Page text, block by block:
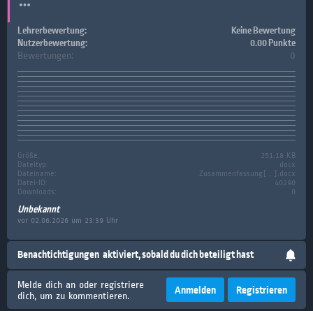
Lehrerbewertung:
Keine Bewertung
Nutzerbewertung:
0.00 Punkte
Bewertungen: 0
Größe:
251.18 KB
Dateityp:
docx
Dateiname:
Zusammenfassung[...].docx
Datei-ID:
40290
Downloads:
0
Unbekannt
vor 02.06.2026 um 23:39 Uhr
Benachtichtigungen aktiviert, sobald du dich beteiligt hast
Melde dich an oder registriere
dich, um zu kommentieren.
Anmelden Registrieren